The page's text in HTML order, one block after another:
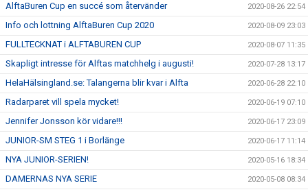
AlftaBuren Cup en succé som återvänder 2020-08-26 22:54
Info och lottning AlftaBuren Cup 2020 2020-08-09 23:03
FULLTECKNAT i ALFTABUREN CUP 2020-08-07 11:35
Skapligt intresse för Alftas matchhelg i augusti! 2020-07-28 13:17
HelaHälsingland.se: Talangerna blir kvar i Alfta 2020-06-28 22:10
Radarparet vill spela mycket! 2020-06-19 07:10
Jennifer Jonsson kör vidare!!! 2020-06-17 23:09
JUNIOR-SM STEG 1 i Borlänge 2020-06-17 11:14
NYA JUNIOR-SERIEN! 2020-05-16 18:34
DAMERNAS NYA SERIE 2020-05-08 08:34